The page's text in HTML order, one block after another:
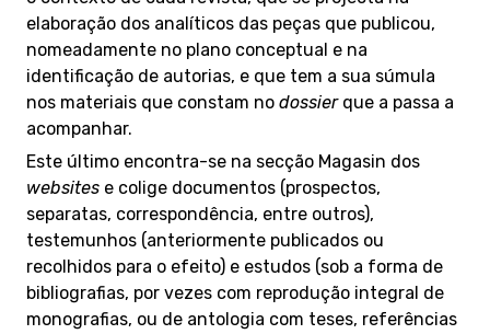
elaboração dos analíticos das peças que publicou,
nomeadamente no plano conceptual e na
identificação de autorias, e que tem a sua súmula
nos materiais que constam no dossierque a passa a
acompanhar.
Este último encontra-se na secção Magasin dos
websites e colige documentos (prospectos,
separatas, correspondência, entre outros),
testemunhos (anteriormente publicados ou
recolhidos para o efeito) e estudos (sob a forma de
bibliografias, por vezes com reprodução integral de
monografias, ou de antologia com teses, referências